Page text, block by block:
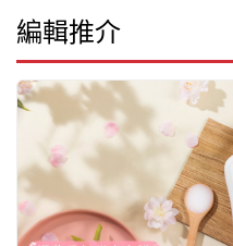
編輯推介